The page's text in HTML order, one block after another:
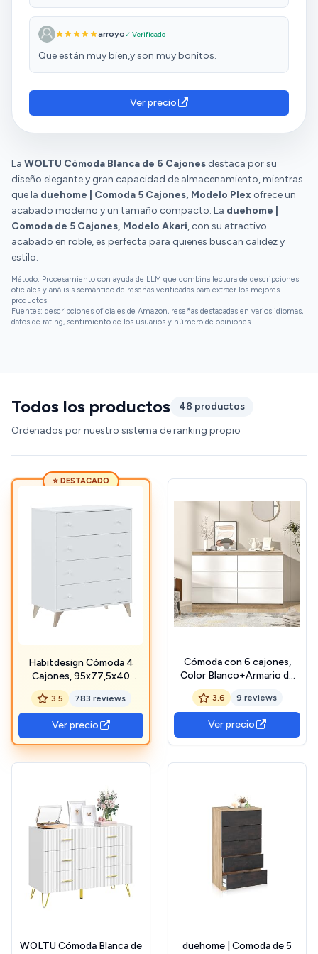
arroyo✓ Verificado
Que están muy bien,y son muy bonitos.
Ver precio
La WOLTU Cómoda Blanca de 6 Cajones destaca por su
diseño elegante y gran capacidad de almacenamiento, mientras
que la duehome | Comoda 5 Cajones, Modelo Plex ofrece un
acabado moderno y un tamaño compacto. La duehome |
Comoda de 5 Cajones, Modelo Akari, con su atractivo
acabado en roble, es perfecta para quienes buscan calidez y
estilo.
Método: Procesamiento con ayuda de LLM que combina lectura de descripciones
oficiales y análisis semántico de reseñas verificadas para extraer los mejores
productos
Fuentes: descripciones oficiales de Amazon, reseñas destacadas en varios idiomas,
datos de rating, sentimiento de los usuarios y número de opiniones
Todos los productos
48 productos
Ordenados por nuestro sistema de ranking propio
⭐ DESTACADO
Habitdesign Cómoda 4
Cajones, 95x77,5x40
(AltoxAnchoxFondo-en
cm), Color Blanco Artik,
Cómoda para Dormitorio,
Modelo Sweet
3.5 783 reviews
Ver precio
Cómoda con 6 cajones,
Color Blanco+Armario de
Roble, función de
Almacenamiento, para
Dormitorio y Sala de Estar,
Tablero de partículas E1
3.6 9 reviews
Ver precio
WOLTU Cómoda Blanca de
duehome | Comoda de 5